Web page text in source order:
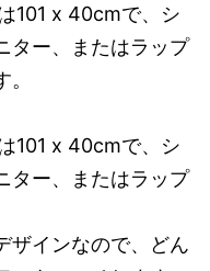
101 x 40cmで、シ
ター、またはラップ
101 x 40cmで、シ
ター、またはラップ
ザインなので、どん